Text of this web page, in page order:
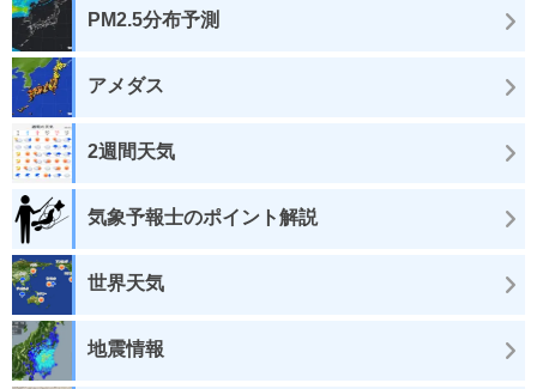
PM2.5分布予測
アメダス
2週間天気
気象予報士のポイント解説
世界天気
地震情報